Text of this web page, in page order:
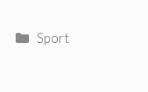
Catégories
Sport